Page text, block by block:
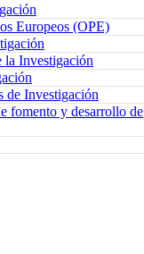
Europeos (OPE)
la Investigación
de Investigación
fomento y desarrollo de